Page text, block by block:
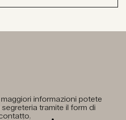
informazioni potete
tramite il form di